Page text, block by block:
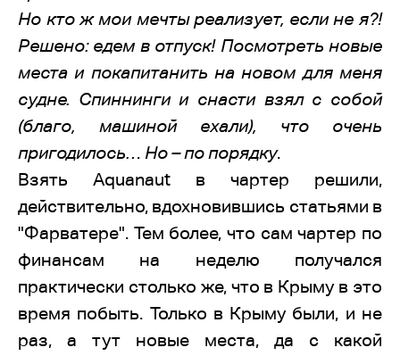
Но кто ж мои мечты реализует, если не я?!
Решено: едем в отпуск! Посмотреть новые
места и покапитанить на новом для меня
судне. Спиннинги и снасти взял с собой
(благо, машиной ехали), что очень
пригодилось… Но – по порядку.
Взять Aquanaut в чартер решили,
действительно, вдохновившись статьями в
"Фарватере". Тем более, что сам чартер по
финансам на неделю получался
практически столько же, что в Крыму в это
время побыть. Только в Крыму были, и не
раз, а тут новые места, да с какой